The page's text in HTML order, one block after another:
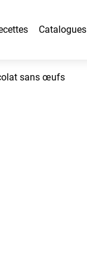
Catalogues
sans œufs